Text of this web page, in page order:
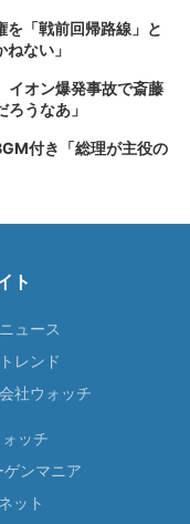
を「戦前回帰路線」と
ない」
オン爆発事故で斎藤
うなあ」
付き「総理が主役の
ト
ュース
レンド
社ウォッチ
ッチ
ンマニア
ット